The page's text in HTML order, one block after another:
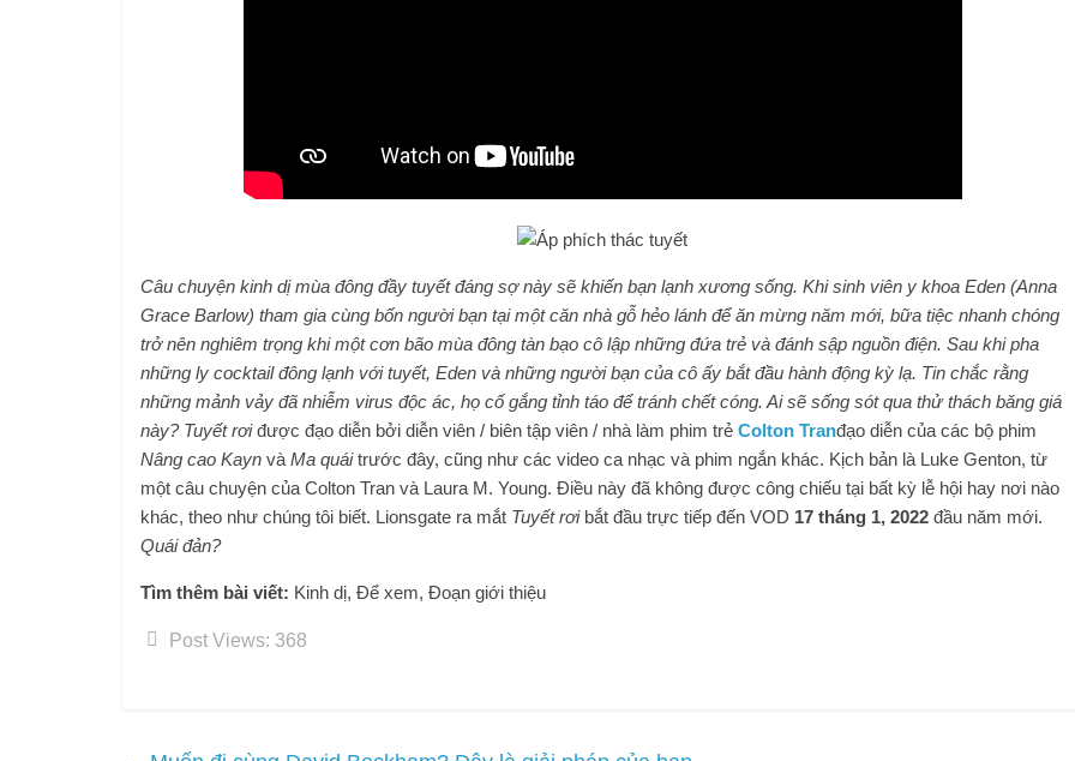
Câu chuyện kinh dị mùa đông đầy tuyết đáng sợ này sẽ khiến bạn lạnh xương sống. Khi sinh viên y khoa Eden (Anna
Grace Barlow) tham gia cùng bốn người bạn tại một căn nhà gỗ hẻo lánh để ăn mừng năm mới, bữa tiệc nhanh chóng
trở nên nghiêm trọng khi một cơn bão mùa đông tàn bạo cô lập những đứa trẻ và đánh sập nguồn điện. Sau khi pha
những ly cocktail đông lạnh với tuyết, Eden và những người bạn của cô ấy bắt đầu hành động kỳ lạ. Tin chắc rằng
những mảnh vảy đã nhiễm virus độc ác, họ cố gắng tỉnh táo để tránh chết cóng. Ai sẽ sống sót qua thử thách băng giá
này? Tuyết rơiđược đạo diễn bởi diễn viên / biên tập viên / nhà làm phim trẻ Colton Tranđạo diễn của các bộ phim
Nâng cao Kayn và Ma quáitrước đây, cũng như các video ca nhạc và phim ngắn khác. Kịch bản là Luke Genton, từ
một câu chuyện của Colton Tran và Laura M. Young. Điều này đã không được công chiếu tại bất kỳ lễ hội hay nơi nào
khác, theo như chúng tôi biết. Lionsgate ra mắt Tuyết rơibắt đầu trực tiếp đến VOD 17 tháng 1, 2022 đầu năm mới.
Quái đản?
Tìm thêm bài viết: Kinh dị, Để xem, Đoạn giới thiệu
Post Views: 368